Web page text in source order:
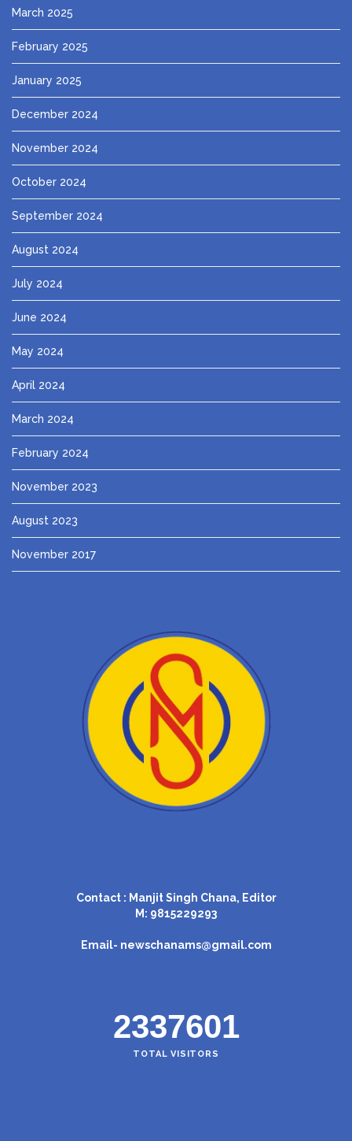
March 2025
February 2025
January 2025
December 2024
November 2024
October 2024
September 2024
August 2024
July 2024
June 2024
May 2024
April 2024
March 2024
February 2024
November 2023
August 2023
November 2017
Contact : Manjit Singh Chana, Editor
M: 9815229293
Email- newschanams@gmail.com
2337601
TOTAL VISITORS